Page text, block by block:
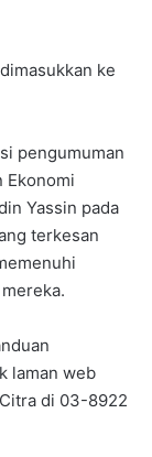
ke
pengumuman
Ekonomi
Yassin pada
terkesan
laman web
di 03-8922